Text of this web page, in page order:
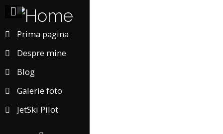
Prima pagina
Despre mine
Blog
Galerie foto
JetSki Pilot